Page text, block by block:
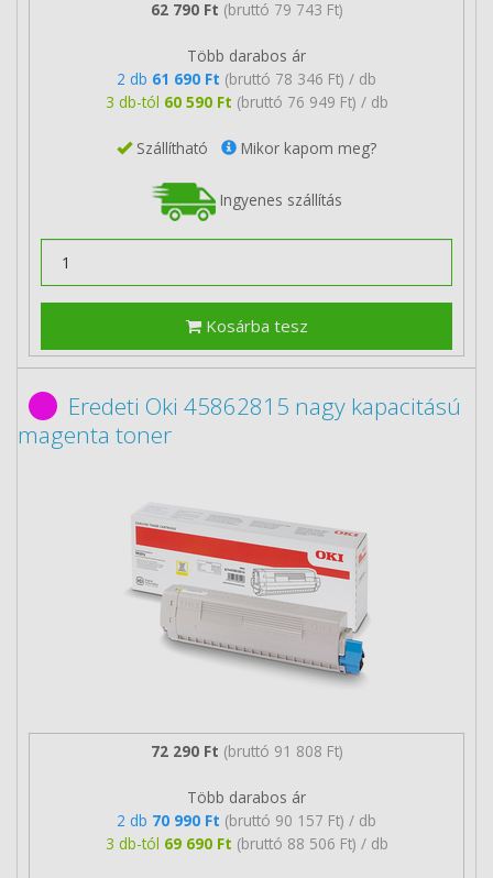
62 790 Ft (bruttó 79 743 Ft)
Több darabos ár
2 db 61 690 Ft (bruttó 78 346 Ft) / db
3 db-tól 60 590 Ft (bruttó 76 949 Ft) / db
Szállítható Mikor kapom meg?
Ingyenes szállítás
Kosárba tesz
Eredeti Oki 45862815 nagy kapacitású
magenta toner
72 290 Ft (bruttó 91 808 Ft)
Több darabos ár
2 db 70 990 Ft (bruttó 90 157 Ft) / db
3 db-tól 69 690 Ft (bruttó 88 506 Ft) / db